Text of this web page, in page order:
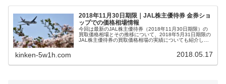
2018年11月30日期限｜JAL株主優待券 金券ショ
ップでの価格相場情報
今回は最新のJAL株主優待券（2018年11月30日期限）の
買取価格相場とその推移について、2018年5月31日期限の
JAL株主優待券の買取価格相場の実績についても紹介しま
になるのは、11月20日頃からと若干遅めです。ANAに比べ
てJALの方が配布開始日が遅く設定されているようです。
kinken-5w1h.com 2018.05.17